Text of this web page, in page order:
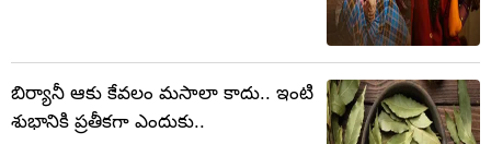
బిర్యానీ ఆకు కేవలం మసాలా కాదు.. ఇంటి
శుభానికి ప్రతీకగా ఎందుకు..